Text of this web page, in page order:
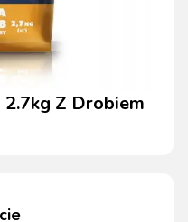
2.7kg Z Drobiem